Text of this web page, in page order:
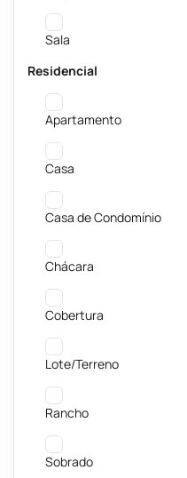
Sala
Residencial
Apartamento
Casa
Casa de Condomínio
Chácara
Cobertura
Lote/Terreno
Rancho
Sobrado